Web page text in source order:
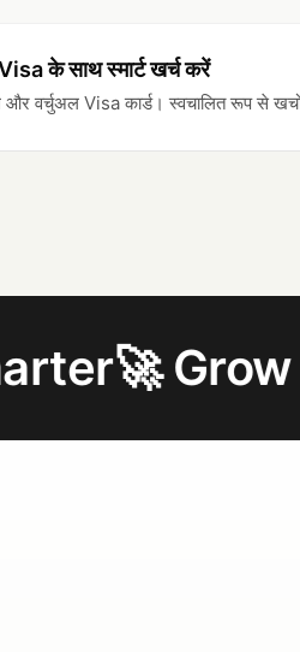
के साथ स्मार्ट खर्च करें
वर्चुअल Visa कार्ड। स्वचालित रूप से
your